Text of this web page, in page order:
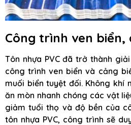
Công trình ven biển,
Tôn nhựa PVC đã trở thành
công trình ven biển và cảng
muối biển tuyệt đối. Không khí
ăn mòn nhanh chóng các vật
giảm tuổi thọ và độ bền của
tôn nhựa PVC, công trình sẽ